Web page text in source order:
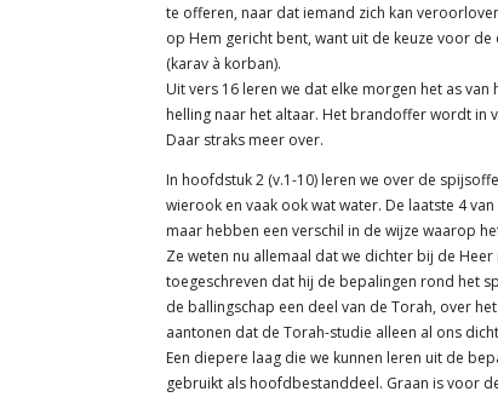
te offeren, naar dat iemand zich kan
op Hem gericht bent, want uit de keuze voor
(karav à korban).
Uit vers 16 leren we dat elke morgen het as
helling naar het altaar. Het brandoffer wordt in
Daar straks meer over.
In hoofdstuk 2 (v.1-10) leren we over de
wierook en vaak ook wat water. De laatste 4
maar hebben een verschil in de wijze waarop
Ze weten nu allemaal dat we dichter bij de
toegeschreven dat hij de bepalingen rond het
de ballingschap een deel van de Torah, over
aantonen dat de Torah-studie alleen al ons
Een diepere laag die we kunnen leren uit de
gebruikt als hoofdbestanddeel. Graan is voor